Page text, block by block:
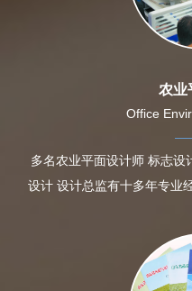
农业
Office
多名农业平面设计师 标志设
设计 设计总监有十多年专业